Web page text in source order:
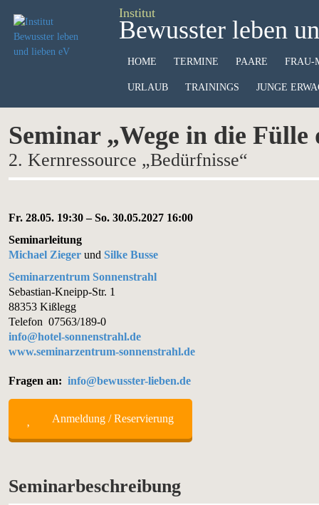
Institut
Bewusster leben
HOME TERMINE PAARE FRAU-
URLAUB TRAININGS JUNGE
Seminar „Wege in die Fülle
2. Kernressource „Bedürfnisse“
Fr. 28.05. 19:30 – So. 30.05.2027 16:00
Seminarleitung
Michael Zieger und Silke Busse
Seminarzentrum Sonnenstrahl
Sebastian-Kneipp-Str. 1
88353 Kißlegg
Telefon 07563/189-0
info@hotel-sonnenstrahl.de
www.seminarzentrum-sonnenstrahl.de
Fragen an: info@bewusster-lieben.de
Anmeldung / Reservierung
Seminarbeschreibung